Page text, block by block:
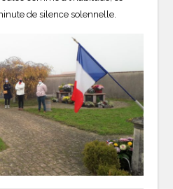
de silence solennelle.